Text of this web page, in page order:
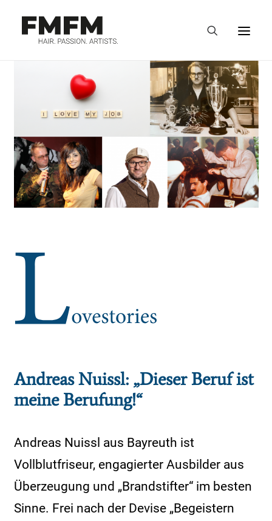
Andreas Nuissl: „Dieser Beruf ist
meine Berufung!“
Andreas Nuissl aus Bayreuth ist
Vollblutfriseur, engagierter Ausbilder aus
Überzeugung und „Brandstifter“ im besten
Sinne. Frei nach der Devise „Begeistern